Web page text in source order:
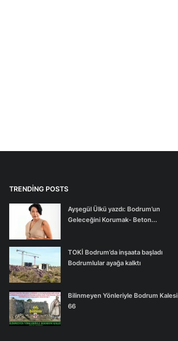
TRENDING POSTS
Ayşegül Ülkü yazdı: Bodrum’un
Geleceğini Korumak- Beton...
TOKİ Bodrum’da inşaata başladı
Bodrumlular ayağa kalktı
Bilinmeyen Yönleriyle Bodrum Kalesi
66